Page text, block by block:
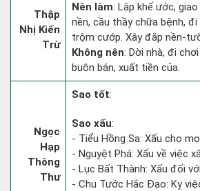
Thập
Nhị Kiến
Trừ
Nên làm: Lập khế ước,
nền, cầu thầy chữa bệnh,
trộm cướp. Xây đắp nền-
Không nên: Dời nhà, đi
buôn bán, xuất tiền của.
Ngọc
Hạp
Thông
Thư
Sao tốt:
Sao xấu:
- Tiểu Hồng Sa: Xấu cho
- Nguyệt Phá: Xấu về việc
- Lục Bất Thành: Xấu đối
- Chu Tước Hắc Đạo: Kỵ